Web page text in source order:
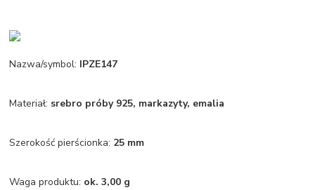
Nazwa/symbol: IPZE147
Materiał: srebro próby 925, markazyty, emalia
Szerokość pierścionka: 25 mm
Waga produktu: ok. 3,00 g